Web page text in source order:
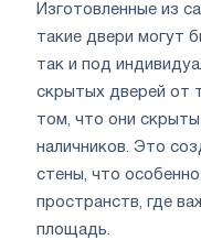
Изготовленные из
такие двери могут
так и под
скрытых дверей от
том, что они
наличников. Это
стены, что
пространств, где
площадь.